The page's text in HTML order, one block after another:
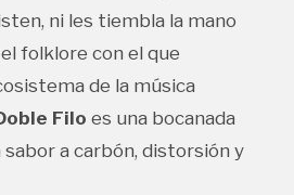
ni les tiembla la mano
folklore con el que
de la música
Filo es una bocanada
a carbón, distorsión y